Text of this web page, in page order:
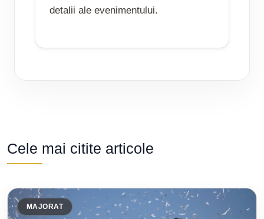
detalii ale evenimentului.
Cele mai citite articole
MAJORAT